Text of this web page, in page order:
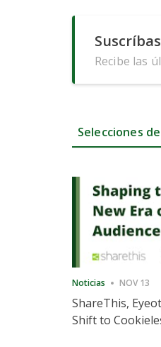
Recibe las
Selecciones
Noticias NOV 13
ShareThis,
Shift to